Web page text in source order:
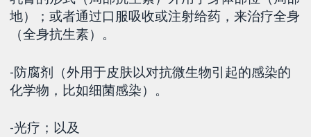
地）；或者通过口服吸收或注射给药，来治疗全身
（全身抗生素）。
-防腐剂（外用于皮肤以对抗微生物引起的感染的
化学物，比如细菌感染）。
-光疗；以及